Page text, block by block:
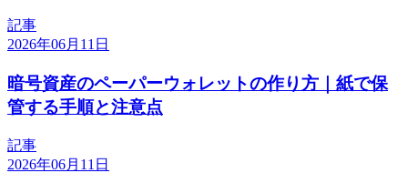
記事
2026年06月11日
暗号資産のペーパーウォレットの作り方｜紙で保
管する手順と注意点
記事
2026年06月11日